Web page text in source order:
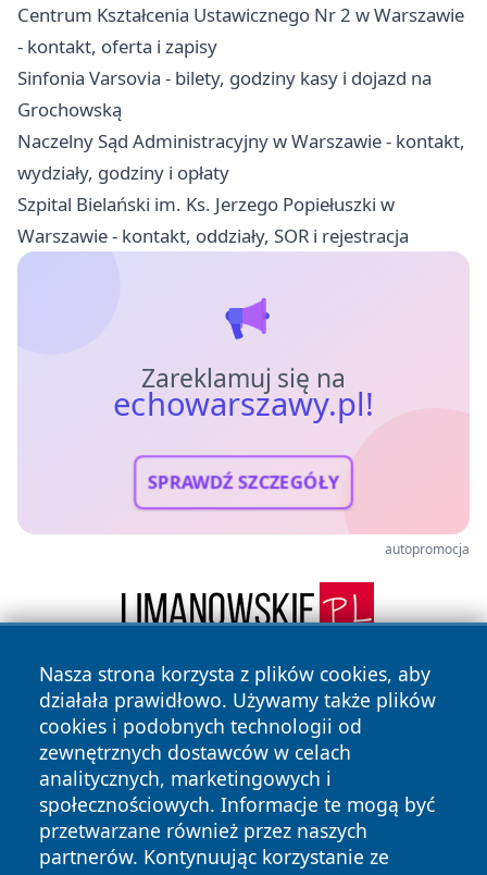
Centrum Kształcenia Ustawicznego Nr 2 w Warszawie
- kontakt, oferta i zapisy
Sinfonia Varsovia - bilety, godziny kasy i dojazd na
Grochowską
Naczelny Sąd Administracyjny w Warszawie - kontakt,
wydziały, godziny i opłaty
Szpital Bielański im. Ks. Jerzego Popiełuszki w
Warszawie - kontakt, oddziały, SOR i rejestracja
Zareklamuj się na
echowarszawy.pl!
SPRAWDŹ SZCZEGÓŁY
autopromocja
Nasza strona korzysta z plików cookies, aby
działała prawidłowo. Używamy także plików
cookies i podobnych technologii od
zewnętrznych dostawców w celach
analitycznych, marketingowych i
społecznościowych. Informacje te mogą być
przetwarzane również przez naszych
partnerów. Kontynuując korzystanie ze
Copyright © 2026 echowarszawy.pl Wszystkie prawa
zastrzeżone.